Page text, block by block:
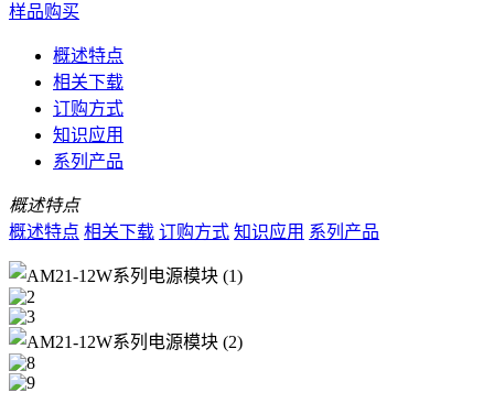
样品购买
概述特点
相关下载
订购方式
知识应用
系列产品
概述特点
概述特点 相关下载 订购方式 知识应用 系列产品